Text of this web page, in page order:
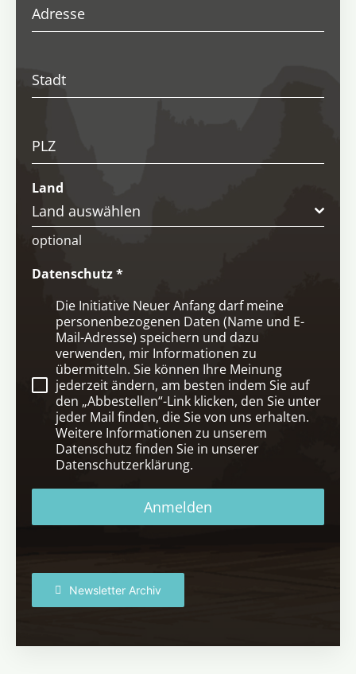
Adresse
Stadt
PLZ
Land
Land auswählen
optional
Datenschutz*
Die Initiative Neuer Anfang darf meine
personenbezogenen Daten (Name und E-
Mail-Adresse) speichern und dazu
verwenden, mir Informationen zu
übermitteln. Sie können Ihre Meinung
jederzeit ändern, am besten indem Sie auf
den „Abbestellen“-Link klicken, den Sie unter
jeder Mail finden, die Sie von uns erhalten.
Weitere Informationen zu unserem
Datenschutz finden Sie in unserer
Datenschutzerklärung.
Anmelden
Newsletter Archiv